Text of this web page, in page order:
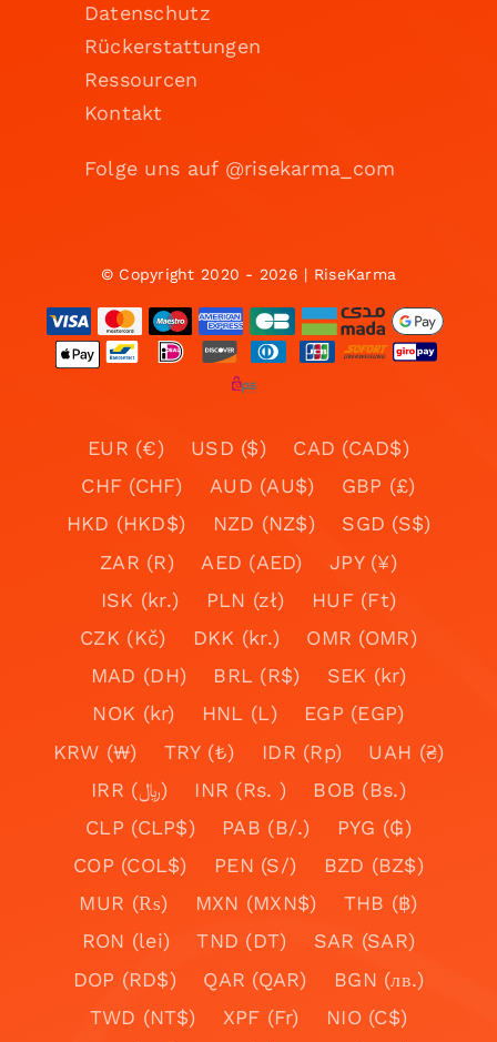
Datenschutz
Rückerstattungen
Ressourcen
Kontakt
Folge uns auf @risekarma_com
© Copyright 2020 - 2026 | RiseKarma
EUR (€) USD ($)
CAD (CAD$)
CHF (CHF)
AUD (AU$)
GBP (£)
HKD (HKD$)
NZD (NZ$)
SGD (S$)
ZAR (R)
AED (AED)
JPY (¥)
ISK (kr.)
PLN (zł)
HUF (Ft)
CZK (Kč)
DKK (kr.)
OMR (OMR)
MAD (DH)
BRL (R$)
SEK (kr)
NOK (kr)
HNL (L)
EGP (EGP)
KRW (₩)
TRY (₺) IDR (Rp)
UAH (₴)
IRR (﷼)
INR (Rs. )
BOB (Bs.)
CLP (CLP$)
PAB (B/.)
PYG (₲)
COP (COL$)
PEN (S/)
BZD (BZ$)
MUR (₨)
MXN (MXN$)
THB (฿)
RON (lei)
TND (DT)
SAR (SAR)
DOP (RD$)
QAR (QAR)
BGN (лв.)
TWD (NT$)
XPF (Fr)
NIO (C$)